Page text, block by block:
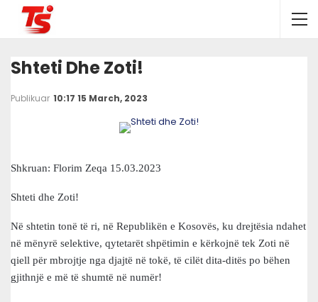
Shteti Dhe Zoti!
Publikuar 10:17 15 March, 2023
Shkruan: Florim Zeqa 15.03.2023
Shteti dhe Zoti!
Në shtetin tonë të ri, në Republikën e Kosovës, ku drejtësia ndahet
në mënyrë selektive, qytetarët shpëtimin e kërkojnë tek Zoti në
qiell për mbrojtje nga djajtë në tokë, të cilët dita-ditës po bëhen
gjithnjë e më të shumtë në numër!